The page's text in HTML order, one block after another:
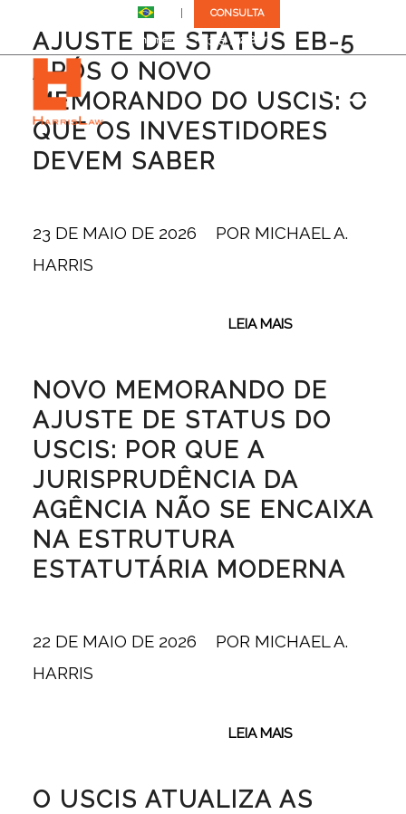
CONSULTA
Chame-nos: +1 (305) 792-8677
AJUSTE DE STATUS EB-5
APÓS O NOVO
MEMORANDO DO USCIS: O
QUE OS INVESTIDORES
DEVEM SABER
23 DE MAIO DE 2026
/ POR MICHAEL A.
HARRIS
LEIA MAIS
NOVO MEMORANDO DE
AJUSTE DE STATUS DO
USCIS: POR QUE A
JURISPRUDÊNCIA DA
AGÊNCIA NÃO SE ENCAIXA
NA ESTRUTURA
ESTATUTÁRIA MODERNA
22 DE MAIO DE 2026
/ POR MICHAEL A.
HARRIS
LEIA MAIS
O USCIS ATUALIZA AS